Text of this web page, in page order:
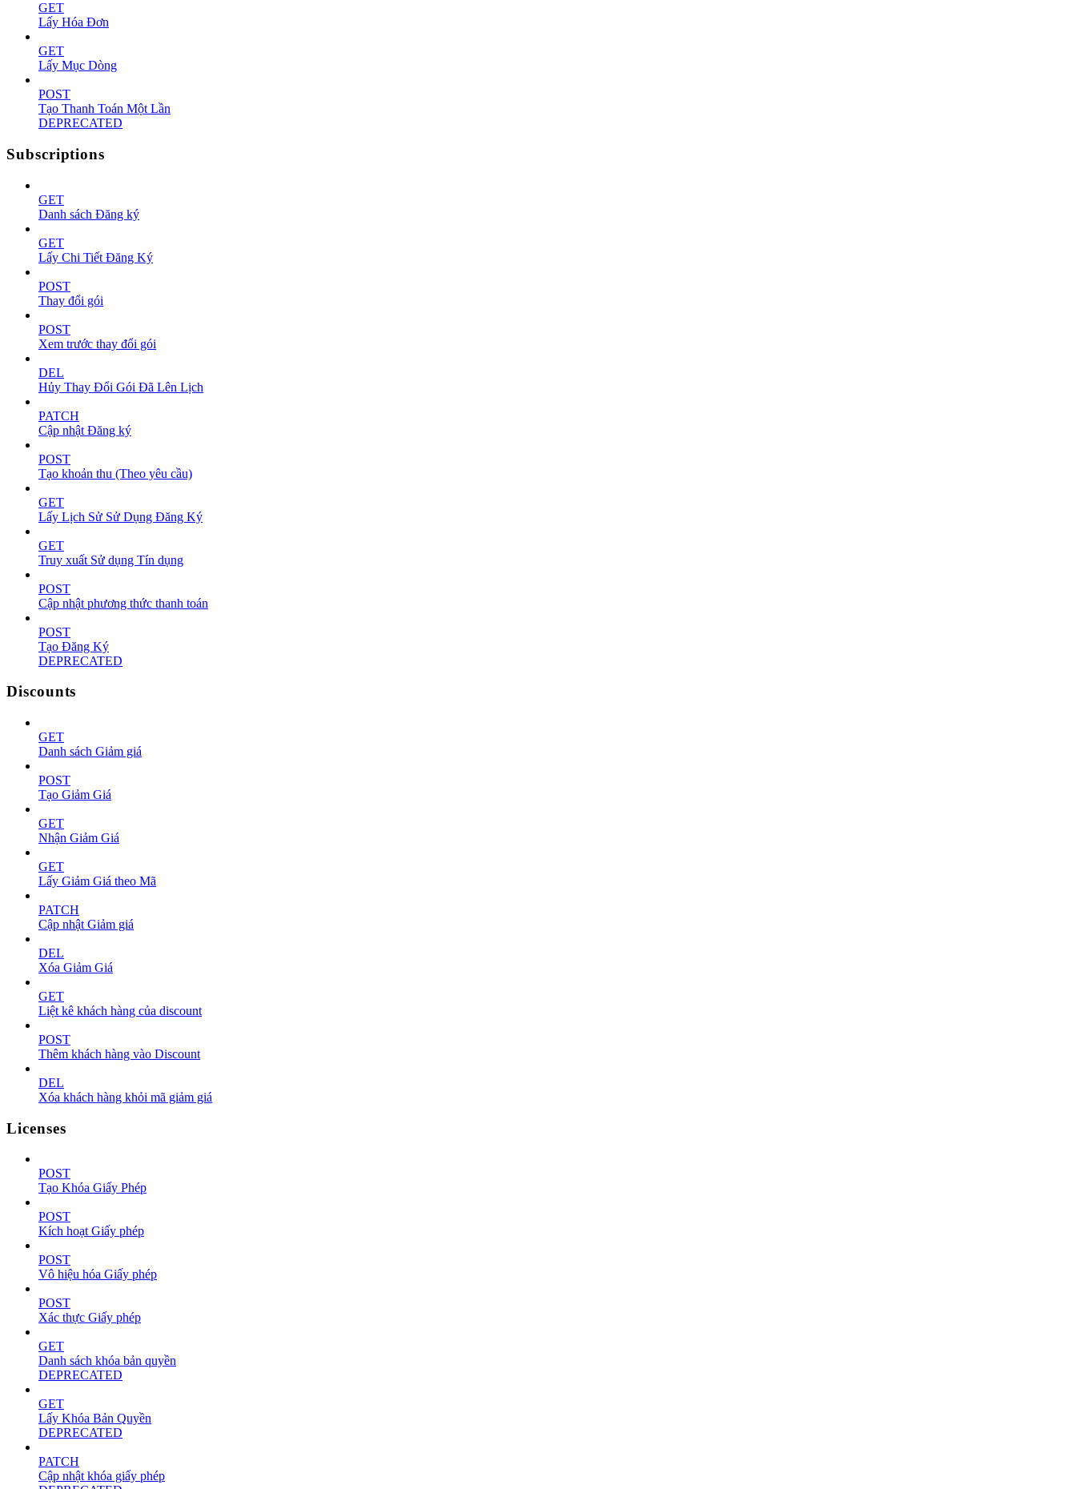
GET
Lấy Hóa Đơn
GET
Lấy Mục Dòng
POST
Tạo Thanh Toán Một Lần
DEPRECATED
Subscriptions
GET
Danh sách Đăng ký
GET
Lấy Chi Tiết Đăng Ký
POST
Thay đổi gói
POST
Xem trước thay đổi gói
DEL
Hủy Thay Đổi Gói Đã Lên Lịch
PATCH
Cập nhật Đăng ký
POST
Tạo khoản thu (Theo yêu cầu)
GET
Lấy Lịch Sử Sử Dụng Đăng Ký
GET
Truy xuất Sử dụng Tín dụng
POST
Cập nhật phương thức thanh toán
POST
Tạo Đăng Ký
DEPRECATED
Discounts
GET
Danh sách Giảm giá
POST
Tạo Giảm Giá
GET
Nhận Giảm Giá
GET
Lấy Giảm Giá theo Mã
PATCH
Cập nhật Giảm giá
DEL
Xóa Giảm Giá
GET
Liệt kê khách hàng của discount
POST
Thêm khách hàng vào Discount
DEL
Xóa khách hàng khỏi mã giảm giá
Licenses
POST
Tạo Khóa Giấy Phép
POST
Kích hoạt Giấy phép
POST
Vô hiệu hóa Giấy phép
POST
Xác thực Giấy phép
GET
Danh sách khóa bản quyền
DEPRECATED
GET
Lấy Khóa Bản Quyền
DEPRECATED
PATCH
Cập nhật khóa giấy phép